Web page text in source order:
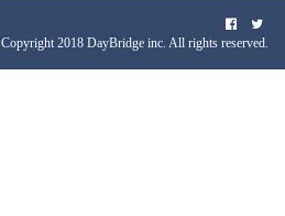
Copyright 2018 DayBridge inc. All rights reserved.